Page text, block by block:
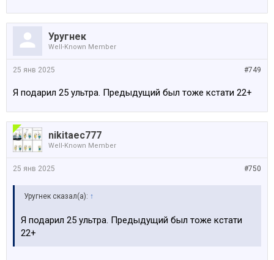
Уругнек
Well-Known Member
#749
25 янв 2025
Я подарил 25 ультра. Предыдущий был тоже кстати 22+
nikitaec777
Well-Known Member
#750
25 янв 2025
Уругнек сказал(а): ↑
Я подарил 25 ультра. Предыдущий был тоже кстати
22+